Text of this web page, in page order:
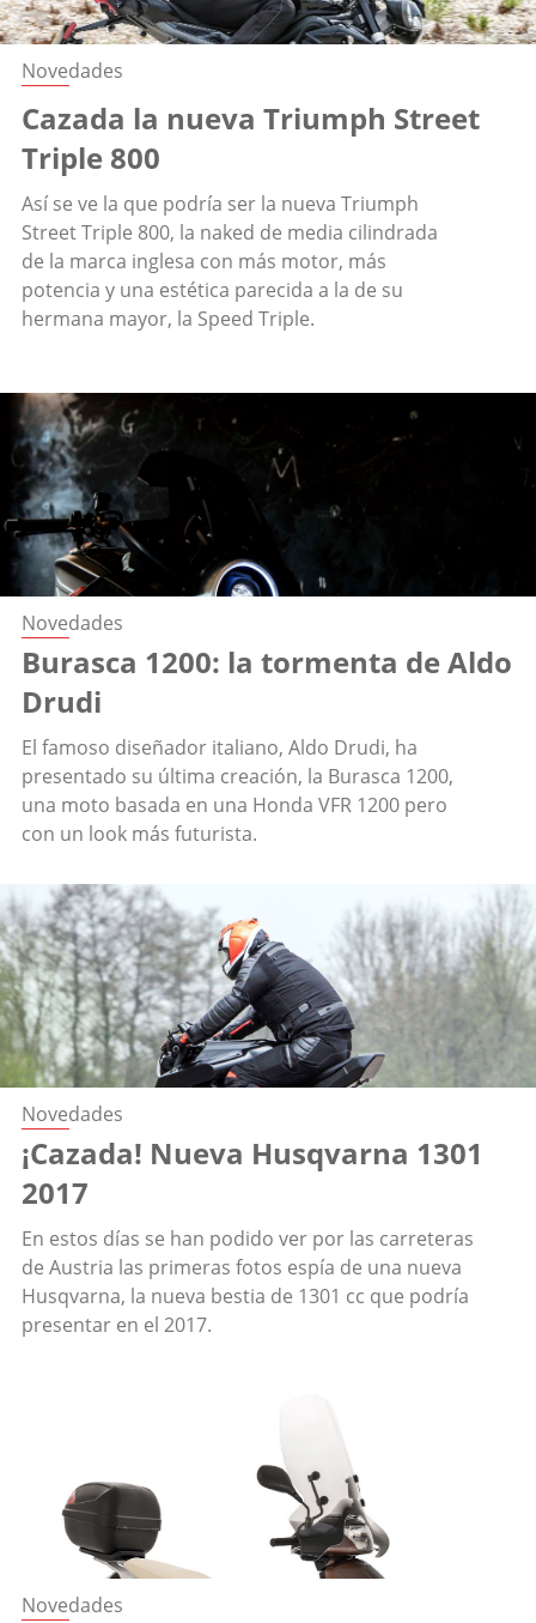
Novedades
Cazada la nueva Triumph Street
Triple 800
Así se ve la que podría ser la nueva Triumph
Street Triple 800, la naked de media cilindrada
de la marca inglesa con más motor, más
potencia y una estética parecida a la de su
hermana mayor, la Speed Triple.
Novedades
Burasca 1200: la tormenta de Aldo
Drudi
El famoso diseñador italiano, Aldo Drudi, ha
presentado su última creación, la Burasca 1200,
una moto basada en una Honda VFR 1200 pero
con un look más futurista.
Novedades
¡Cazada! Nueva Husqvarna 1301
2017
En estos días se han podido ver por las carreteras
de Austria las primeras fotos espía de una nueva
Husqvarna, la nueva bestia de 1301 cc que podría
presentar en el 2017.
Novedades